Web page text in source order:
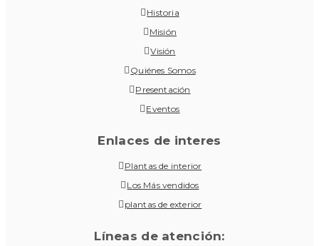
Historia
Misión
Visión
Quiénes Somos
Presentación
Eventos
Enlaces de interes
Plantas de interior
Los Más vendidos
plantas de exterior
Líneas de atención: